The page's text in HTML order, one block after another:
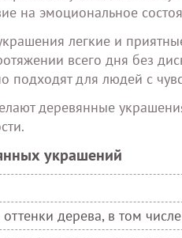
на эмоциональное
легкие и
всего дня без
подходят для людей с
деревянные
украшений
дерева, в том